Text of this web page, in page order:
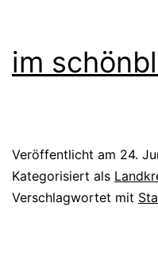
im
Veröffentlicht am 24.
Kategorisiert als
Verschlagwortet mit